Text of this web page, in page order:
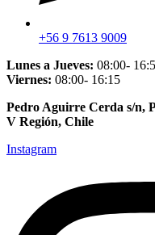
+56 9 7613 9009
Lunes a Jueves: 08:00-
Viernes: 08:00- 16:15
Pedro Aguirre Cerda s/n,
V Región, Chile
Instagram